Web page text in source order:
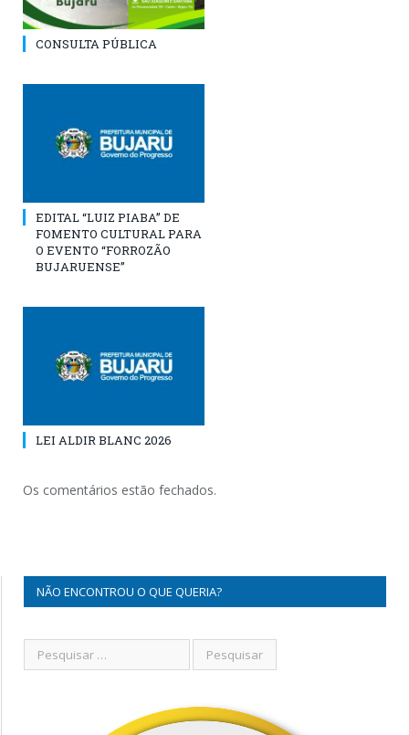
CONSULTA PÚBLICA
EDITAL “LUIZ PIABA” DE
FOMENTO CULTURAL PARA
O EVENTO “FORROZÃO
BUJARUENSE”
LEI ALDIR BLANC 2026
Os comentários estão fechados.
NÃO ENCONTROU O QUE QUERIA?